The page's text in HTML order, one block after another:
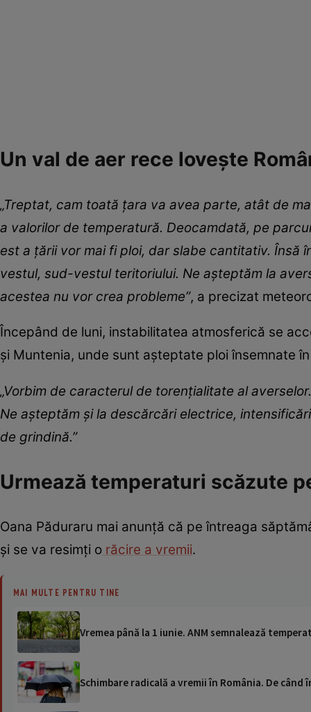
Un val de aer rece lovește
„Treptat, cam toată țara va avea parte, atât de
a valorilor de temperatură. Deocamdată, pe
est a țării vor mai fi ploi, dar slabe cantitativ. Însă
vestul, sud-vestul teritoriului. Ne așteptăm la
acestea nu vor crea probleme”, a precizat
Începând de luni, instabilitatea atmosferică se
și Muntenia, unde sunt așteptate ploi însemnate
„Vorbim de caracterul de torențialitate al
Ne așteptăm și la descărcări electrice,
de grindină.”
Urmează temperaturi scăzute
Oana Păduraru mai anunță că pe întreaga
și se va resimți o răcire a vremii.
MAI MULTE PENTRU TINE
Vremea până la 1 iunie. ANM semnalează
Schimbare radicală a vremii în România. De